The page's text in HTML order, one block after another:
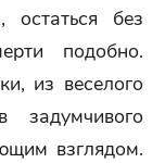
без
подобно.
из веселого
задумчивого
взглядом.